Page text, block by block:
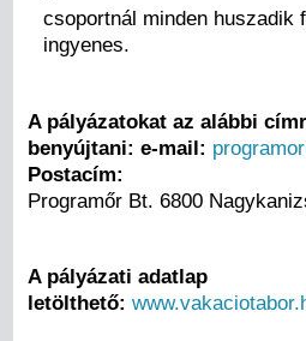
csoportnál minden
ingyenes.
A pályázatokat az alábbi
benyújtani: e-mail:
Postacím:
Programőr Bt. 6800
A pályázati adatlap
letölthető: